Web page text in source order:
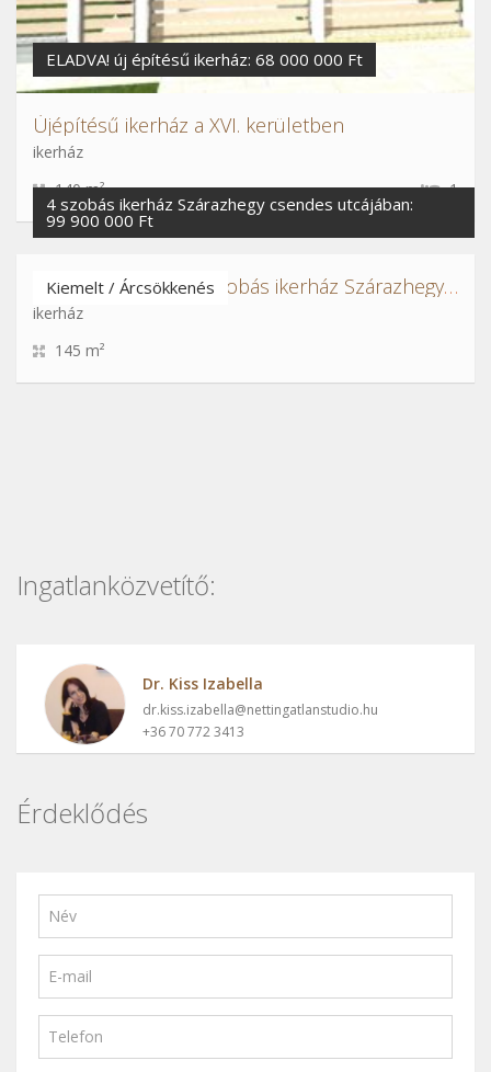
ELADVA! új építésű ikerház: 68 000 000 Ft
Újépítésű ikerház a XVI. kerületben
ikerház
140 m²
1
4 szobás ikerház Szárazhegy csendes utcájában:
99 900 000 Ft
Kiemelt / Árcsökkenés Energiatakarékos 4 szobás ikerház Szárazhegyen
ikerház
145 m²
Ingatlanközvetítő:
Dr. Kiss Izabella
dr.kiss.izabella@nettingatlanstudio.hu
+36 70 772 3413
Érdeklődés